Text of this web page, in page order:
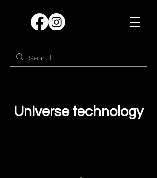
Universe technology